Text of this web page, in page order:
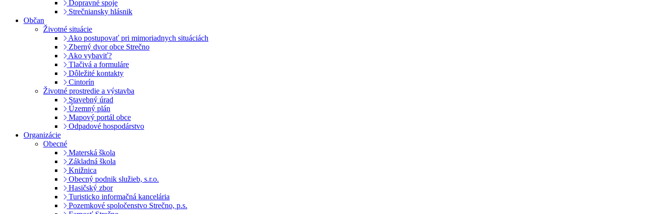
Dopravné spoje
Strečniansky hlásnik
Občan
Životné situácie
Ako postupovať pri mimoriadnych situáciách
Zberný dvor obce Strečno
Ako vybaviť?
Tlačivá a formuláre
Dôležité kontakty
Cintorín
Životné prostredie a výstavba
Stavebný úrad
Územný plán
Mapový portál obce
Odpadové hospodárstvo
Organizácie
Obecné
Materská škola
Základná škola
Knižnica
Obecný podnik služieb, s.r.o.
Hasičský zbor
Turisticko informačná kancelária
Pozemkové spoločenstvo Strečno, p.s.